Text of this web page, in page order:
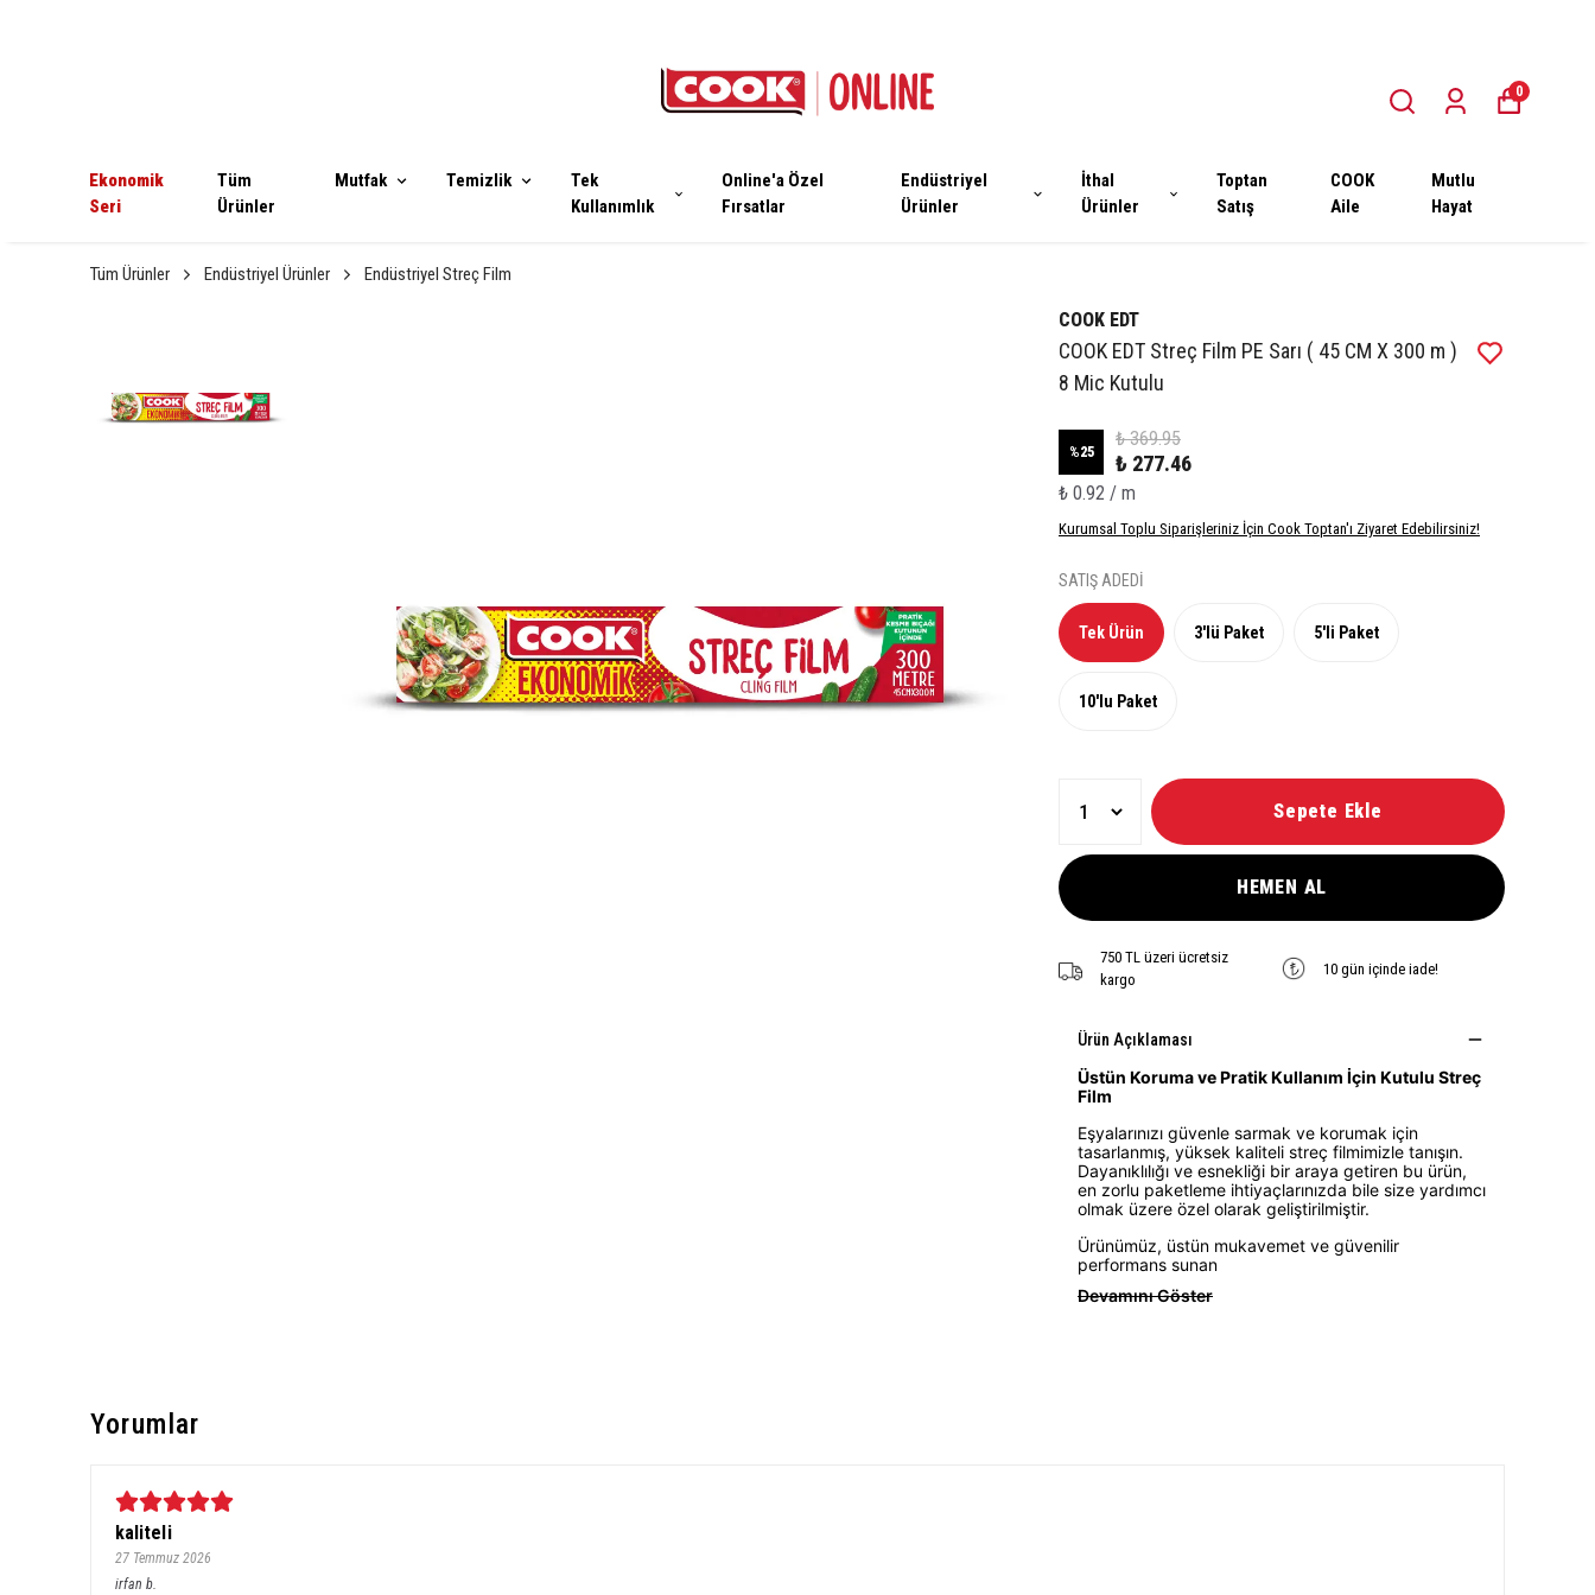
Ekonomik
Seri
Tüm
Ürünler
Mutfak Temizlik
Tek
Kullanımlık
Online'a Özel
Fırsatlar
Endüstriyel
Ürünler
İthal
Ürünler
Toptan
Satış
COOK
Aile
Mutlu
Hayat
0
Tüm Ürünler Endüstriyel Ürünler Endüstriyel Streç Film
COOK EDT
COOK EDT Streç Film PE Sarı ( 45 CM X 300 m )
8 Mic Kutulu
%25
₺ 369.95
₺ 277.46
₺ 0.92 / m
Kurumsal Toplu Siparişleriniz İçin Cook Toptan'ı Ziyaret Edebilirsiniz!
SATIŞ ADEDİ
Tek Ürün 3'lü Paket 5'li Paket
10'lu Paket
Sepete Ekle
HEMEN AL
750 TL üzeri ücretsiz
kargo
10 gün içinde iade!
Ürün Açıklaması
Üstün Koruma ve Pratik Kullanım İçin Kutulu Streç
Film
Eşyalarınızı güvenle sarmak ve korumak için
tasarlanmış, yüksek kaliteli streç filmimizle tanışın.
Dayanıklılığı ve esnekliği bir araya getiren bu ürün,
en zorlu paketleme ihtiyaçlarınızda bile size yardımcı
olmak üzere özel olarak geliştirilmiştir.
Ürünümüz, üstün mukavemet ve güvenilir
performans sunan
Devamını Göster
Yorumlar
kaliteli
27 Temmuz 2026
irfan b.